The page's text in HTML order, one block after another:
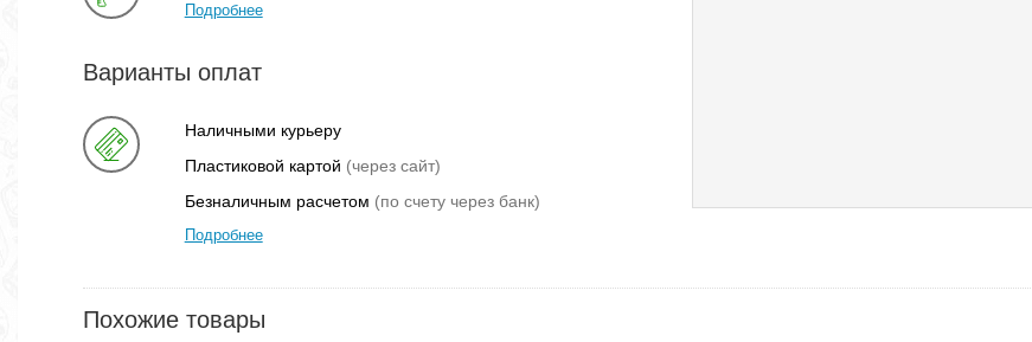
Подробнее
Варианты оплат
Наличными курьеру
Пластиковой картой (через сайт)
Безналичным расчетом (по счету через банк)
Подробнее
Похожие товары